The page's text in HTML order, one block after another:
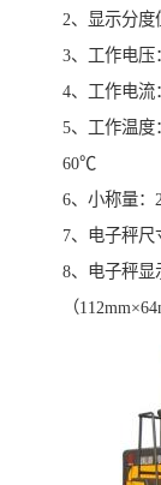
2、显示分度
3、工作电压
4、工作电流
5、工作温
60℃
6、小称量：
7、电子秤尺
8、电子秤显
（